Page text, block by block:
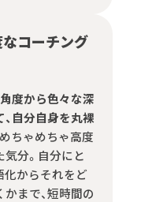
なコーチング
度から色々な深
自分自身を丸裸
めちゃめちゃ高度
分。自分にと
化からそれをど
まで、短時間の